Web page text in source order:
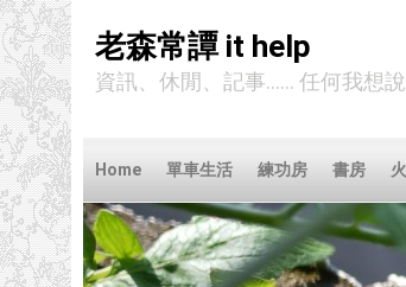
老森常譚 it help
資訊、休閒、記事...... 任何我想
Home 單車生活 練功房 書房